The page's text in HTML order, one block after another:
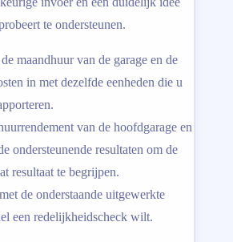
te ondersteunen.
maandhuur van de garage en de
in met dezelfde eenheden die u
van de hoofdgarage en
ondersteunende resultaten om de
resultaat te begrijpen.
de onderstaande uitgewerkte
een redelijkheidscheck wilt.